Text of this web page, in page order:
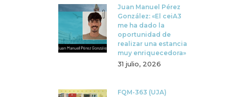
Juan Manuel Pérez
González: «El ceiA3
me ha dado la
oportunidad de
realizar una estancia
muy enriquecedora»
31 julio, 2026
FQM-363 (UJA)